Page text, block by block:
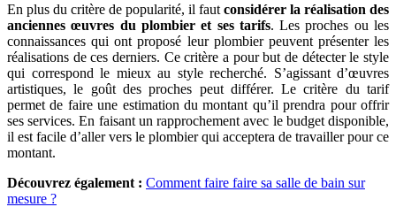
En plus du critère de popularité, il faut considérer la réalisation des
anciennes œuvres du plombier et ses tarifs. Les proches ou les
connaissances qui ont proposé leur plombier peuvent présenter les
réalisations de ces derniers. Ce critère a pour but de détecter le style
qui correspond le mieux au style recherché. S’agissant d’œuvres
artistiques, le goût des proches peut différer. Le critère du tarif
permet de faire une estimation du montant qu’il prendra pour offrir
ses services. En faisant un rapprochement avec le budget disponible,
il est facile d’aller vers le plombier qui acceptera de travailler pour ce
montant.
Découvrez également : Comment faire faire sa salle de bain sur
mesure ?